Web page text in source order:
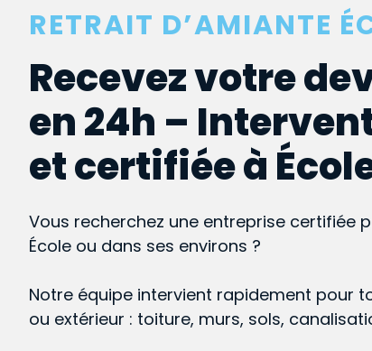
RETRAIT D’AMIANTE
Recevez votre
en 24h –
et certifiée à
Vous recherchez une entreprise certifiée
École ou dans ses environs ?
Notre équipe intervient rapidement pour
ou extérieur : toiture, murs, sols,